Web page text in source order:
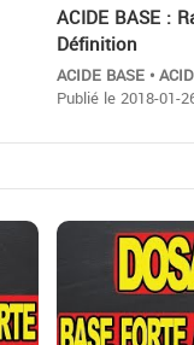
ACIDE BASE :
Définition
ACIDE BASE •
Publié le 2018-01-